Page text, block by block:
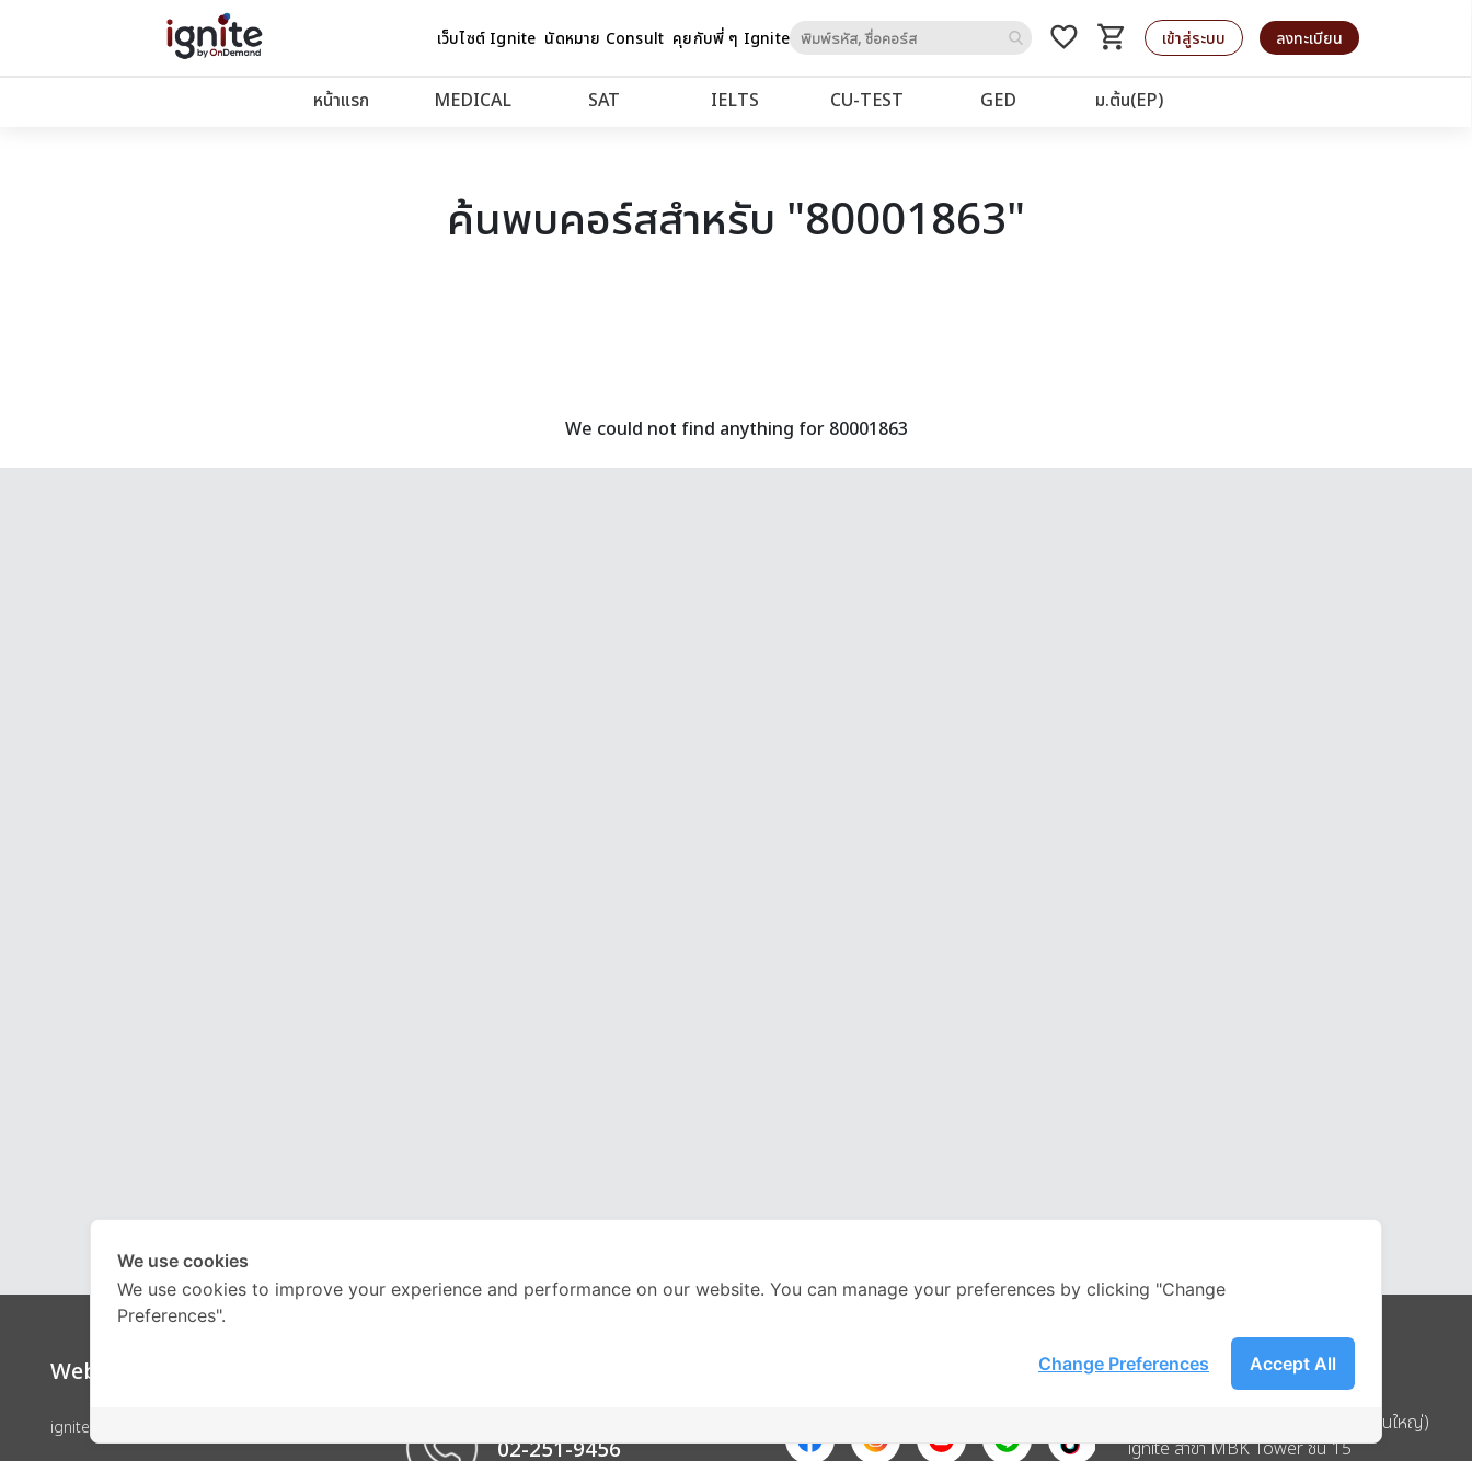
เว็บไซต์ Ignite นัดหมาย Consult คุยกับพี่ ๆ Igniteto
favorite_border shopping_cart
รถเข็น เข้าสู่ระบบ ลงทะเบียน
หน้าแรก MEDICAL SAT IELTS CU‑TEST GED ม.ต้น(EP)
ค้นพบคอร์สสำหรับ "80001863"
We could not find anything for 80001863
Website
ignite by OnDemand
02-251-9456
Address
บริษัท อิกไนท์ เอ สตาร์ จำกัด (สำนักงานใหญ่)
ignite สาขา MBK Tower ชั้น 15
We use cookies
We use cookies to improve your experience and performance on our website. You can manage your preferences by clicking "Change
Preferences".
Accept All
Change Preferences